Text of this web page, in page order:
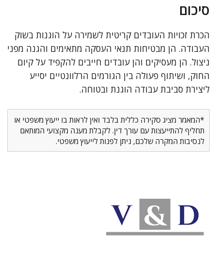
סיכום
הכרת זכויות העובדים קריטית לשמירה על הוגנות בשוק
העבודה. הן מבטיחות תנאי העסקה מתאימים והגנה מפני
ניצול. הן מעסיקים והן עובדים חייבים להקפיד על קיום
החוק, ושיתוף פעולה בין הגורמים הרלוונטיים יסייע
ליצירת סביבת עבודה הוגנת ובטוחה.
*המאמר מציג סקירה כללית בלבד ואין לראות בו ייעוץ משפטי או
תחליף להתייעצות עם עורך דין. לקבלת מענה מקצועי המותאם
לנסיבות המקרה שלכם, ניתן לפנות לייעוץ משפטי.